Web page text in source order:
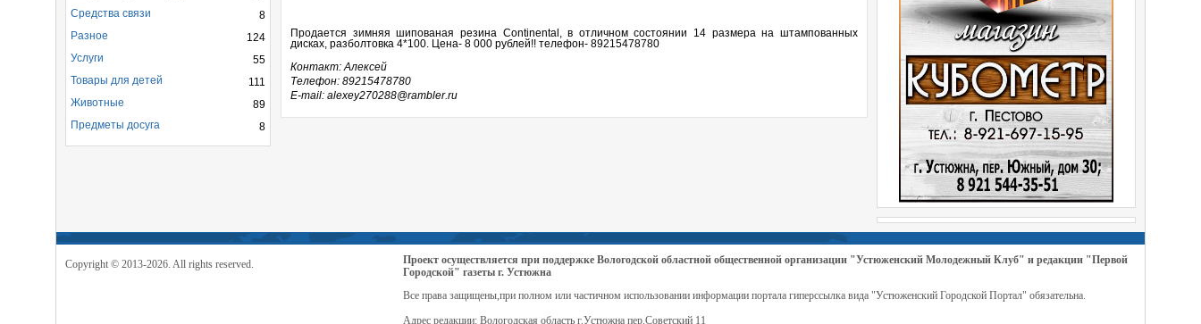
Продается зимняя шипованая резина Continental, в отличном состоянии 14 размера на штампованных
дисках, разболтовка 4*100. Цена- 8 000 рублей!! телефон- 89215478780
Контакт: Алексей
Телефон: 89215478780
E-mail: alexey270288@rambler.ru
8
Средства связи
124
Разное
55
Услуги
111
Товары для детей
89
Животные
8
Предметы досуга
Copyright © 2013-2026. All rights reserved.
Проект осуществляется при поддержке Вологодской областной общественной организации "Устюженский Молодежный Клуб" и редакции "Первой
Городской" газеты г. Устюжна
Все права защищены,при полном или частичном использовании информации портала гиперссылка вида "Устюженский Городской Портал" обязательна.
Адрес редакции: Вологодская область г.Устюжна пер.Советский 11